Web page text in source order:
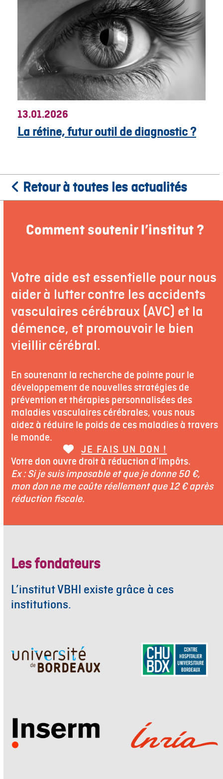
13.01.2026
La rétine, futur outil de diagnostic ?
Retour à toutes les actualités
Comment soutenir l’institut ?
Votre aide est essentielle pour nous
aider à lutter contre les accidents
vasculaires cérébraux (AVC) et la
démence, et promouvoir le bien
vieillir cérébral.
En soutenant la recherche de pointe pour le
développement de nouvelles stratégies de
prévention et thérapies personnalisées des
maladies vasculaires cérébrales, vous nous
aidez à réduire le poids de ces maladies à travers
le monde.
JE FAIS UN DON !
Votre don ouvre droit à réduction d’impôts.
Ex : Si je suis imposable et que je donne 50 €,
mon don ne me coûte réellement que 12 € après
réduction fiscale.
Les fondateurs
L’institut VBHI existe grâce à ces
institutions.